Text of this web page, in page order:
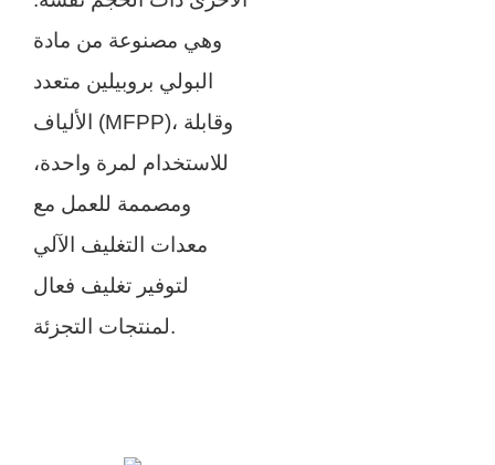
وهي مصنوعة من مادة
البولي بروبيلين متعدد
الألياف (MFPP)، وقابلة
للاستخدام لمرة واحدة،
ومصممة للعمل مع
معدات التغليف الآلي
لتوفير تغليف فعال
لمنتجات التجزئة.